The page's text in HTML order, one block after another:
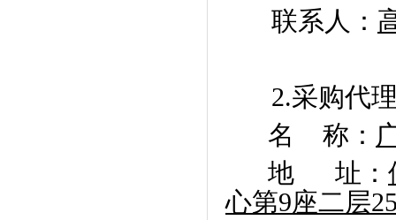
联系人：
2.采购代
名
称：
地
址：
心第9座二层